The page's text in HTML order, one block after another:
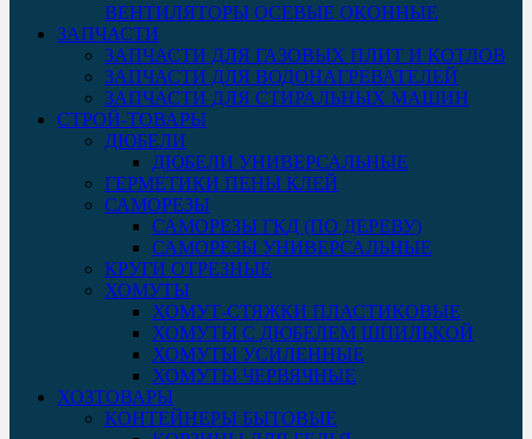
ВЕНТИЛЯТОРЫ ОСЕВЫЕ ОКОННЫЕ
ЗАПЧАСТИ
ЗАПЧАСТИ ДЛЯ ГАЗОВЫХ ПЛИТ И КОТЛОВ
ЗАПЧАСТИ ДЛЯ ВОДОНАГРЕВАТЕЛЕЙ
ЗАПЧАСТИ ДЛЯ СТИРАЛЬНЫХ МАШИН
СТРОЙ-ТОВАРЫ
ДЮБЕЛИ
ДЮБЕЛИ УНИВЕРСАЛЬНЫЕ
ГЕРМЕТИКИ ПЕНЫ КЛЕЙ
САМОРЕЗЫ
САМОРЕЗЫ ГКД (ПО ДЕРЕВУ)
САМОРЕЗЫ УНИВЕРСАЛЬНЫЕ
КРУГИ ОТРЕЗНЫЕ
ХОМУТЫ
ХОМУТ-СТЯЖКИ ПЛАСТИКОВЫЕ
ХОМУТЫ С ДЮБЕЛЕМ ШПИЛЬКОЙ
ХОМУТЫ УСИЛЕННЫЕ
ХОМУТЫ ЧЕРВЯЧНЫЕ
ХОЗТОВАРЫ
КОНТЕЙНЕРЫ БЫТОВЫЕ